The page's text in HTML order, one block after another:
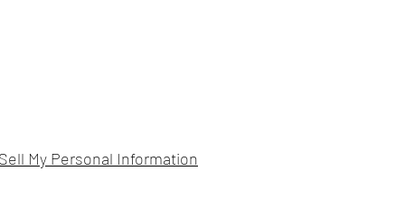
My Personal Information